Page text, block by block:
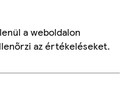
a weboldalon
az értékeléseket.